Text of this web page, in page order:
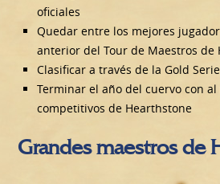
oficiales
Quedar entre los mejores
anterior del Tour de Maestros de
Clasificar a través de la Gold
Terminar el año del cuervo con
competitivos de Hearthstone
Grandes maestros de